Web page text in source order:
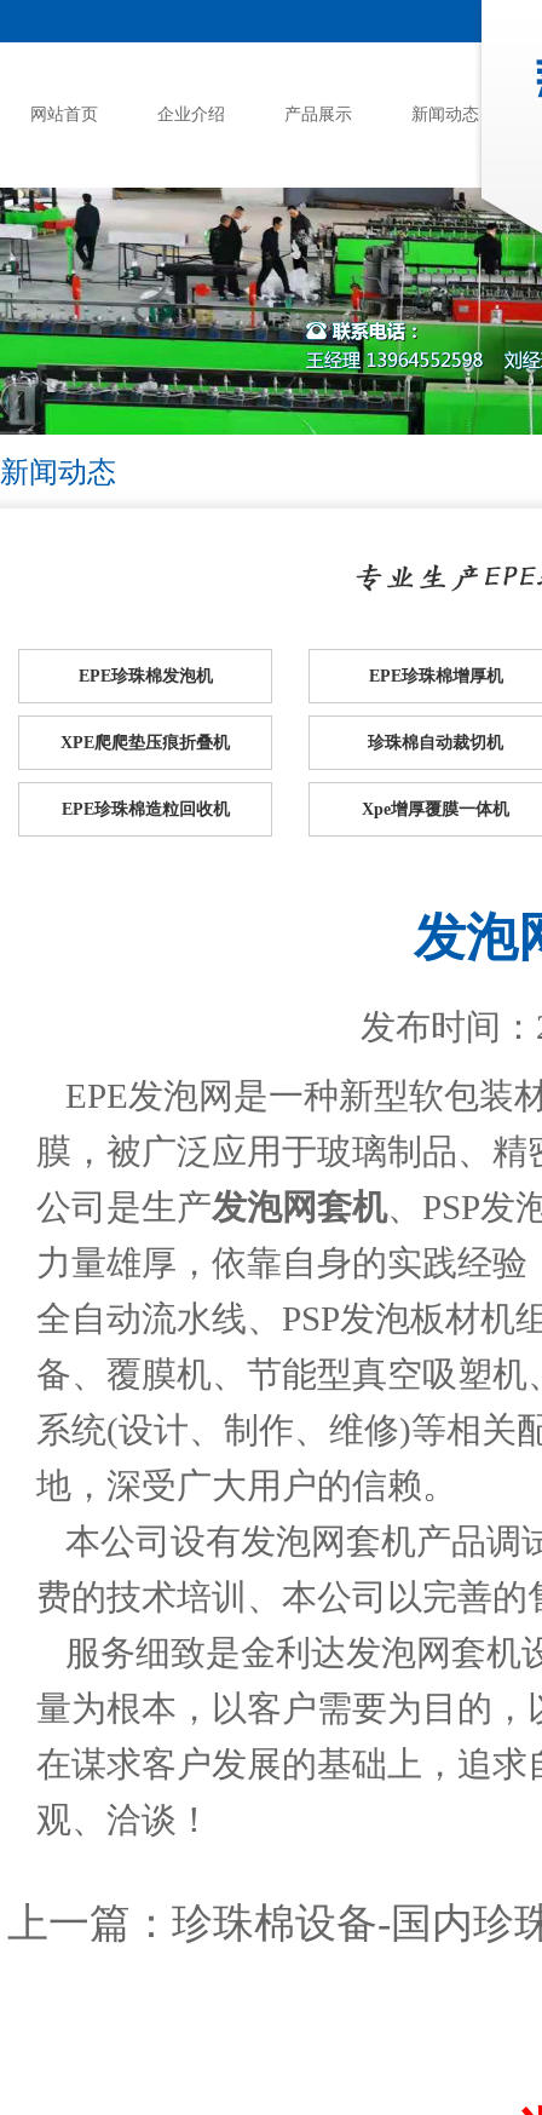
网站首页 企业介绍 产品展示 新闻动态
新闻动态
EPE珍珠棉发泡机 EPE珍珠棉增厚机
XPE爬爬垫压痕折叠机 珍珠棉自动裁切机
EPE珍珠棉造粒回收机 Xpe增厚覆膜一体机
发泡
发布时间：
EPE发泡网是一种新型软包装
膜，被广泛应用于玻璃制品、
公司是生产发泡网套机、PSP发
力量雄厚，依靠自身的实践经
全自动流水线、PSP发泡板材机
备、覆膜机、节能型真空吸塑
系统(设计、制作、维修)等相关
地，深受广大用户的信赖。
本公司设有发泡网套机产品调
费的技术培训、本公司以完善
服务细致是金利达发泡网套机
量为根本，以客户需要为目的
在谋求客户发展的基础上，追
观、洽谈！
上一篇： 珍珠棉设备-国内珍